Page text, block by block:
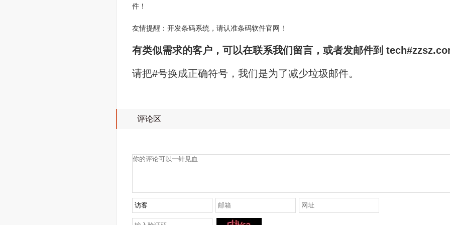
件！
友情提醒：开发条码系统，请认准条码软件官网！
有类似需求的客户，可以在联系我们留言，或者发邮件到
请把#号换成正确符号，我们是为了减少垃圾邮件。
评论区